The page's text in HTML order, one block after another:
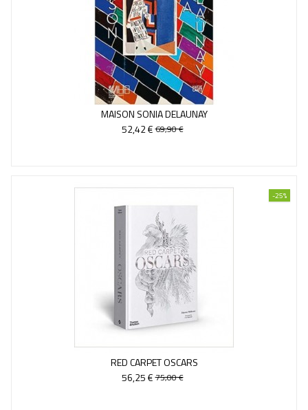
MAISON SONIA DELAUNAY
52,42 €69,90 €
-25%
RED CARPET OSCARS
56,25 €75,00 €